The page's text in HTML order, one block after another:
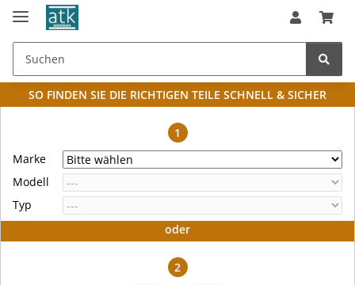
SO FINDEN SIE DIE RICHTIGEN TEILE SCHNELL & SICHER
1
Marke
Modell
Typ
oder
2